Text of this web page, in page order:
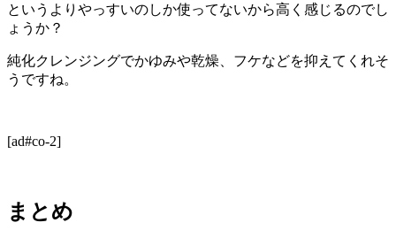
というよりやっすいのしか使ってないから高く感じるのでし
ょうか？
純化クレンジングでかゆみや乾燥、フケなどを抑えてくれそ
うですね。
[ad#co-2]
まとめ